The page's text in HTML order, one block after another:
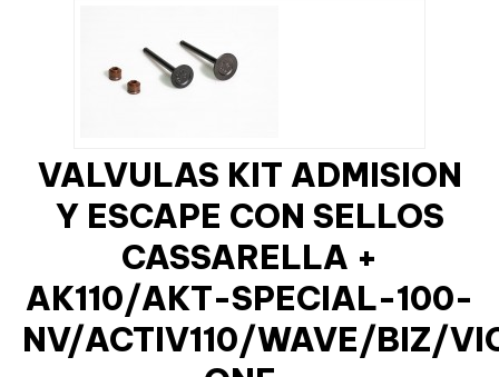
VALVULAS KIT ADMISION
Y ESCAPE CON SELLOS
CASSARELLA +
AK110/AKT-SPECIAL-100-
NV/ACTIV110/WAVE/BIZ/